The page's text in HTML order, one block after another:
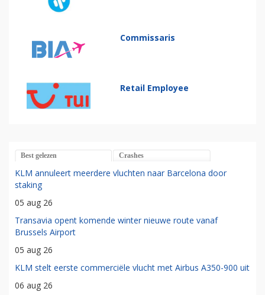
Commissaris
Retail Employee
Best gelezen Crashes
KLM annuleert meerdere vluchten naar Barcelona door
staking
05 aug 26
Transavia opent komende winter nieuwe route vanaf
Brussels Airport
05 aug 26
KLM stelt eerste commerciële vlucht met Airbus A350-900 uit
06 aug 26